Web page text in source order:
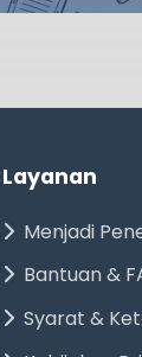
Layanan
Menjadi
Bantuan &
Syarat &